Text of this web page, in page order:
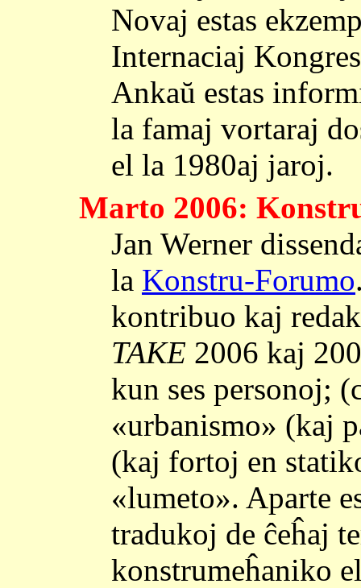
Novaj estas
Internaciaj
Ankaŭ estas
la famaj vortaraj
el la 1980aj jaroj.
Marto 2006:
Jan Werner
la Konstru-Forumo
kontribuo kaj
TAKE 2006 kaj
kun ses personoj;
«urbanismo» (kaj
(kaj fortoj en
«lumeto». Aparte
tradukoj de ĉeĥaj
konstrumeĥaniko